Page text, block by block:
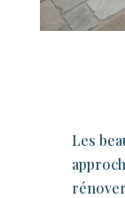
Les